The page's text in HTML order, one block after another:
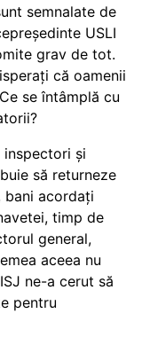
semnalate de
USLI
grav de tot.
că oamenii
se întâmplă cu
inspectori și
să returneze
bani acordați
timp de
general,
aceea nu
ne-a cerut să
pentru